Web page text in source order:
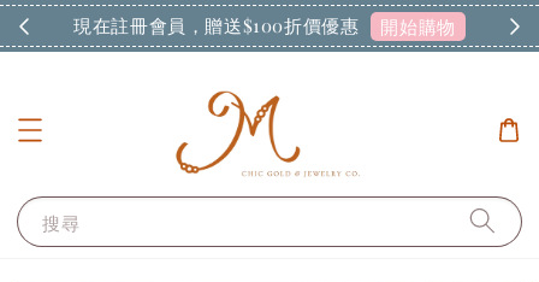
現在註冊會員，贈送$100折價優惠 開始購物
搜尋